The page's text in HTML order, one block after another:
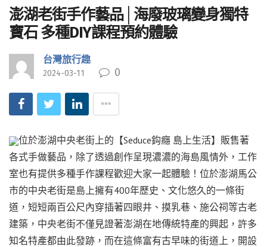
澎湖老街手作藝品│海廢玻璃變身獨特
寶石 多種DIY課程預約體驗
台灣旅行趣
2024-03-11 0
位於澎湖中央老街上的【Seduce鈎癮 島上生活】販售著
各式手做藝品，除了透過創作呈現濃濃的海島風情外，工作
室也有提供多種手作課程歡迎大家一起體驗！位於澎湖馬公
市的中央老街是島上擁有400年歷史、文化悠久的一條街
道，短短兩百公尺內穿插著四眼井、摸乳巷、施公祠等古老
建築，中央老街不僅見證著澎湖在地傳統特產的興起，許多
知名特產都由此發跡，而在這條富有古早味的街道上，開設